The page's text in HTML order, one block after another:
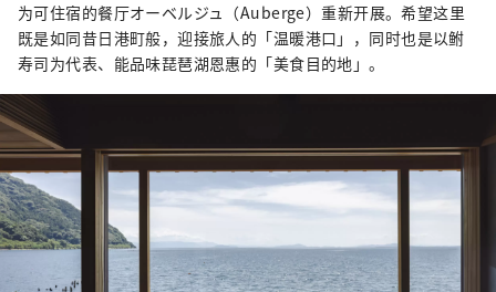
为可住宿的餐厅オーベルジュ（Auberge）重新开展。希望这里
既是如同昔日港町般，迎接旅人的「温暖港口」，同时也是以鲋
寿司为代表、能品味琵琶湖恩惠的「美食目的地」。